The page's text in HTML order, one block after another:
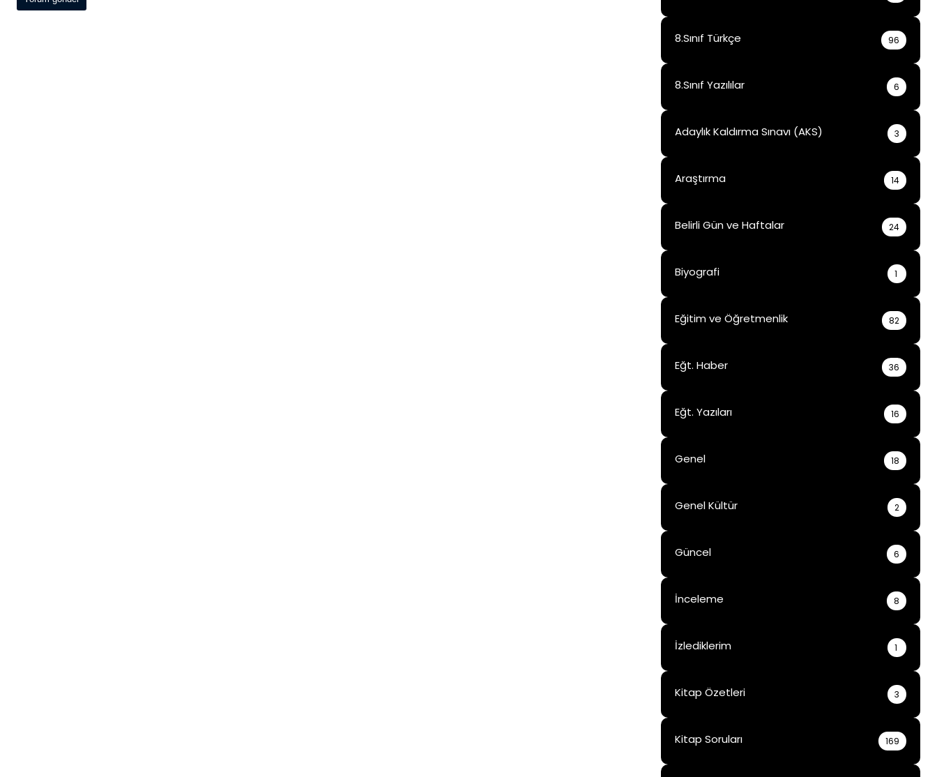
8.Sınıf Türkçe 96
8.Sınıf Yazılılar 6
Adaylık Kaldırma Sınavı (AKS) 3
Araştırma 14
Belirli Gün ve Haftalar 24
Biyografi 1
Eğitim ve Öğretmenlik 82
Eğt. Haber 36
Eğt. Yazıları 16
Genel 18
Genel Kültür 2
Güncel 6
İnceleme 8
İzlediklerim 1
Kitap Özetleri 3
Kitap Soruları 169